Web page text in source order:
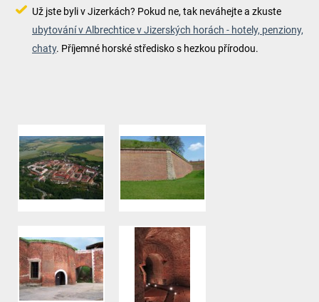
Už jste byli v Jizerkách? Pokud ne, tak neváhejte a zkuste
ubytování v Albrechtice v Jizerských horách - hotely, penziony,
chaty. Příjemné horské středisko s hezkou přírodou.